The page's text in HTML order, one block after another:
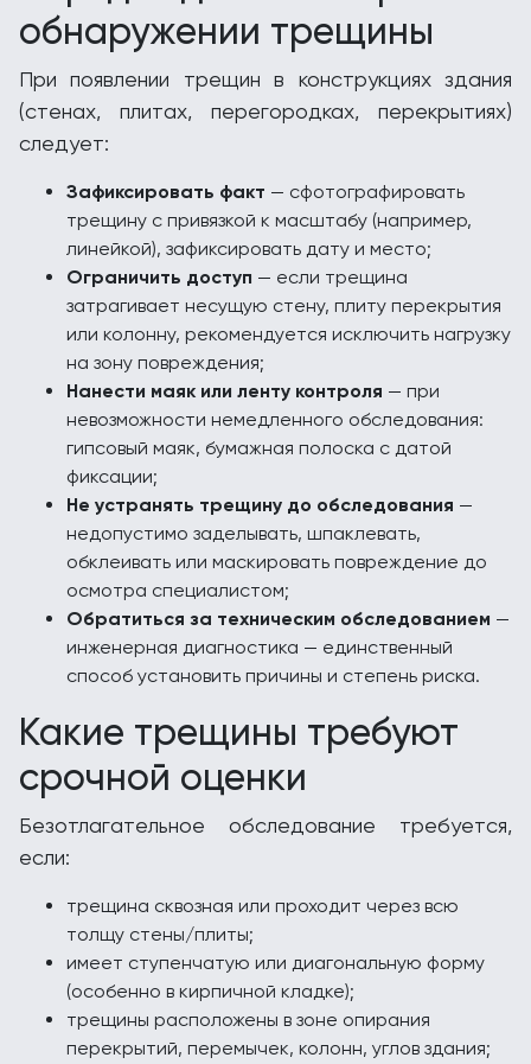
обнаружении трещины
При появлении трещин в конструкциях здания
(стенах, плитах, перегородках, перекрытиях)
следует:
Зафиксировать факт — сфотографировать
трещину с привязкой к масштабу (например,
линейкой), зафиксировать дату и место;
Ограничить доступ — если трещина
затрагивает несущую стену, плиту перекрытия
или колонну, рекомендуется исключить нагрузку
на зону повреждения;
Нанести маяк или ленту контроля — при
невозможности немедленного обследования:
гипсовый маяк, бумажная полоска с датой
фиксации;
Не устранять трещину до обследования —
недопустимо заделывать, шпаклевать,
обклеивать или маскировать повреждение до
осмотра специалистом;
Обратиться за техническим обследованием —
инженерная диагностика — единственный
способ установить причины и степень риска.
Какие трещины требуют
срочной оценки
Безотлагательное обследование требуется,
если:
трещина сквозная или проходит через всю
толщу стены/плиты;
имеет ступенчатую или диагональную форму
(особенно в кирпичной кладке);
трещины расположены в зоне опирания
перекрытий, перемычек, колонн, углов здания;